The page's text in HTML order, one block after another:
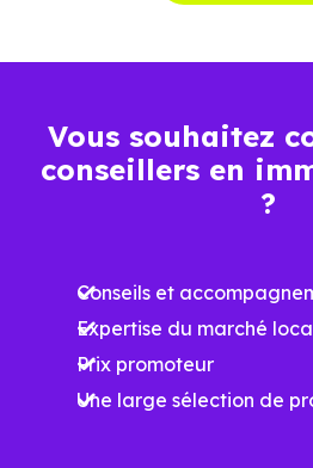
Vous souhaitez
conseillers en
?
Conseils et
Expertise du marché
Prix promoteur
Une large sélection de